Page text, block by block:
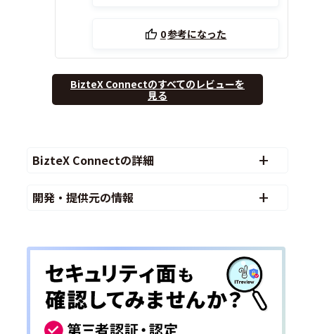
0参考になった
BizteX Connectのすべてのレビューを
見る
BizteX Connectの詳細
開発・提供元の情報